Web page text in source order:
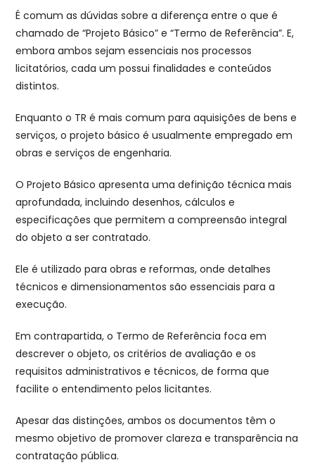
É comum as dúvidas sobre a diferença entre o que é
chamado de “Projeto Básico” e “Termo de Referência”. E,
embora ambos sejam essenciais nos processos
licitatórios, cada um possui finalidades e conteúdos
distintos.
Enquanto o TR é mais comum para aquisições de bens e
serviços, o projeto básico é usualmente empregado em
obras e serviços de engenharia.
O Projeto Básico apresenta uma definição técnica mais
aprofundada, incluindo desenhos, cálculos e
especificações que permitem a compreensão integral
do objeto a ser contratado.
Ele é utilizado para obras e reformas, onde detalhes
técnicos e dimensionamentos são essenciais para a
execução.
Em contrapartida, o Termo de Referência foca em
descrever o objeto, os critérios de avaliação e os
requisitos administrativos e técnicos, de forma que
facilite o entendimento pelos licitantes.
Apesar das distinções, ambos os documentos têm o
mesmo objetivo de promover clareza e transparência na
contratação pública.